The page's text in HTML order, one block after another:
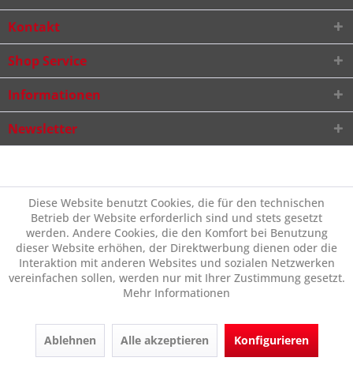
Kontakt
Shop Service
Informationen
Newsletter
Diese Website benutzt Cookies, die für den technischen
Betrieb der Website erforderlich sind und stets gesetzt
werden. Andere Cookies, die den Komfort bei Benutzung
dieser Website erhöhen, der Direktwerbung dienen oder die
Interaktion mit anderen Websites und sozialen Netzwerken
vereinfachen sollen, werden nur mit Ihrer Zustimmung gesetzt.
Mehr Informationen
Ablehnen Alle akzeptieren Konfigurieren